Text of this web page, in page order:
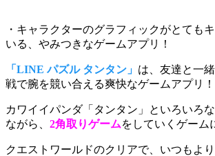
・キャラクターのグラフィックがとても
いる、やみつきなゲームアプリ！
「LINE パズル タンタン」 は、友達と一
戦で腕を競い合える爽快なゲームアプリ！
カワイイパンダ「タンタン」といろいろな
ながら、 2角取りゲームをしていくゲーム
クエストワールドのクリアで、いつもよ